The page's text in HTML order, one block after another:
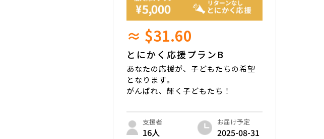
《博多若杉もつ鍋2～3人前》
セット内容
・国産牛小腸300g
・濃縮醤油ｽｰﾌﾟ250g
・ちゃんぽん麺150g×2
・柚子胡椒1g×2
・ごま10g
・たかのつめ0.5g
原材料
風調味料、鰹節エキス、昆布エキス、にん
にく、酵母エキス/調味料(アミノ酸等)、カ
≈ $31.60
とにかく応援プランB
あなたの応援が、子どもたちの希望
となります。
がんばれ、輝く子どもたち！
支援者
16人
お届け予定
2025-08-31